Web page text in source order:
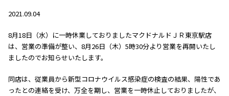
2021.09.04
8月18日（水）に一時休業しておりましたマクドナルドＪＲ東京駅店
は、営業の準備が整い、8月26日（木）5時30分より営業を再開いたし
ましたのでお知らせいたします。
同店は、従業員から新型コロナウイルス感染症の検査の結果、陽性であ
ったとの連絡を受け、万全を期し、営業を一時休止しておりましたが、